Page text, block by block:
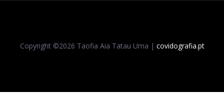
Copyright ©2026 Taofia Aia Tatau Uma | covidografia.pt